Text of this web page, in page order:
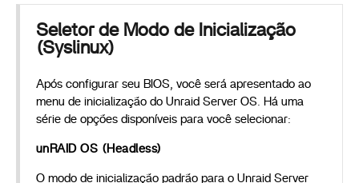
Seletor de Modo de Inicialização
(Syslinux)
Após configurar seu BIOS, você será apresentado ao
menu de inicialização do Unraid Server OS. Há uma
série de opções disponíveis para você selecionar:
unRAID OS (Headless)
O modo de inicialização padrão para o Unraid Server